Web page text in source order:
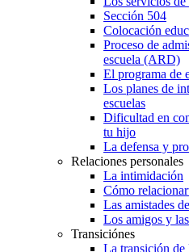
Sección 504
Colocación
Proceso de
escuela (ARD)
El programa de
Los planes de
escuelas
Dificultad en
tu hijo
La defensa y
Relaciones personales
La intimidación
Cómo
Las amistades
Los amigos y
Transiciónes
La transición de